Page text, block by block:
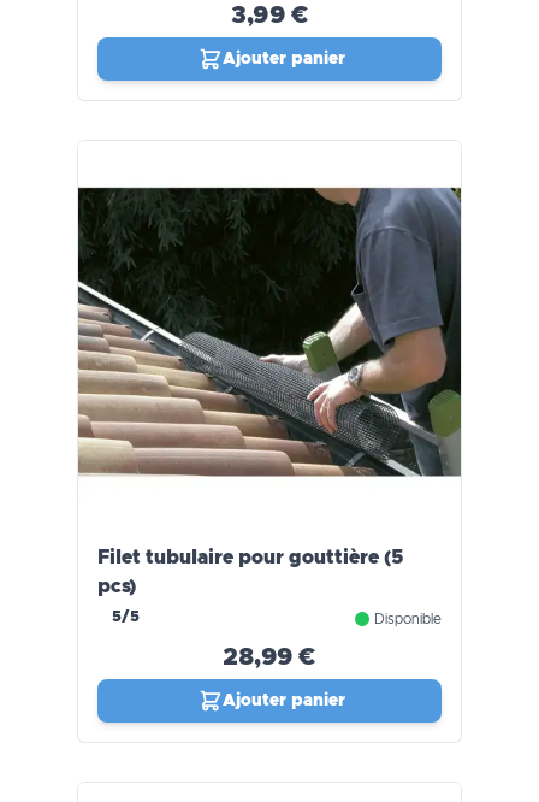
3,99 €
Ajouter panier
Filet tubulaire pour gouttière (5
pcs)
5/5 Disponible
28,99 €
Ajouter panier